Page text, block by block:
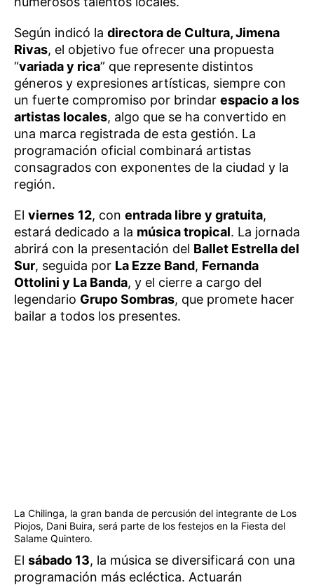
Según indicó la directora de Cultura, Jimena
Rivas, el objetivo fue ofrecer una propuesta
“variada y rica” que represente distintos
géneros y expresiones artísticas, siempre con
un fuerte compromiso por brindar espacio a los
artistas locales, algo que se ha convertido en
una marca registrada de esta gestión. La
programación oficial combinará artistas
consagrados con exponentes de la ciudad y la
región.
El viernes 12, con entrada libre y gratuita,
estará dedicado a la música tropical. La jornada
abrirá con la presentación del Ballet Estrella del
Sur, seguida por La Ezze Band, Fernanda
Ottolini y La Banda, y el cierre a cargo del
legendario Grupo Sombras, que promete hacer
bailar a todos los presentes.
La Chilinga, la gran banda de percusión del integrante de Los
Piojos, Dani Buira, será parte de los festejos en la Fiesta del
Salame Quintero.
El sábado 13, la música se diversificará con una
programación más ecléctica. Actuarán